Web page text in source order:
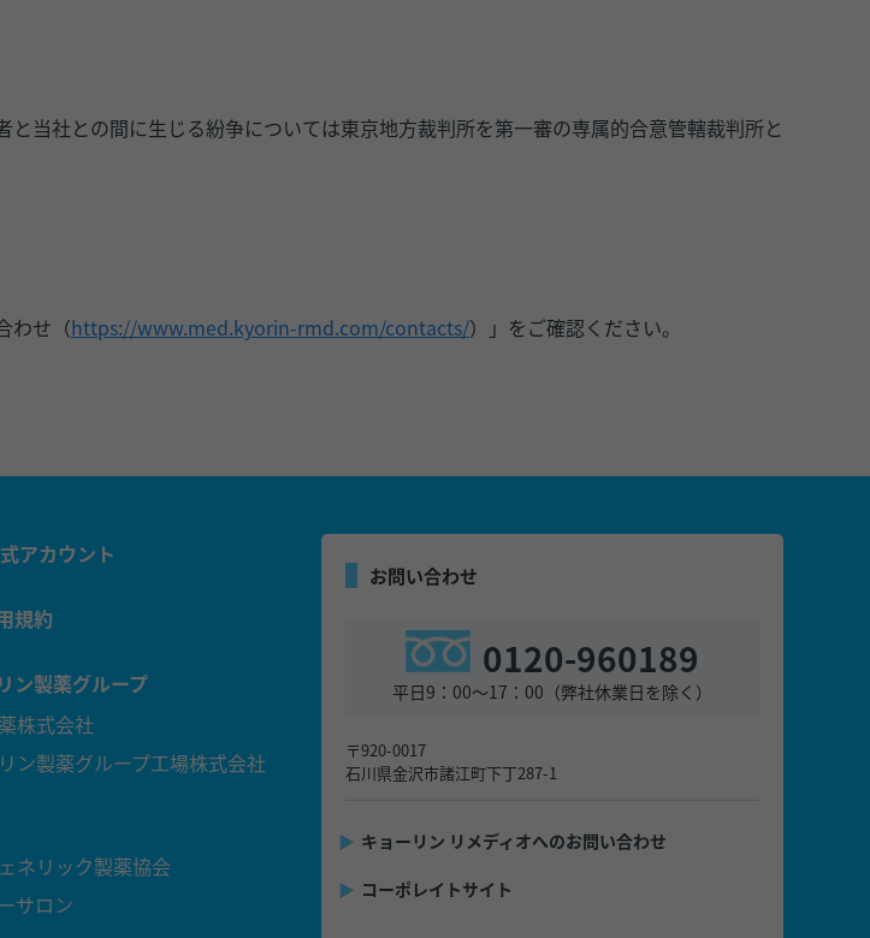
当社との間に生じる紛争については東京地方裁判所を第一審の専属的合意管轄裁判所と
わせ（https://www.med.kyorin-rmd.com/contacts/）」をご確認ください。
アカウント
規約
ン製薬グループ
株式会社
ン製薬グループ工場株式会社
ネリック製薬協会
サロン
お問い合わせ
0120-960189
平日9：00～17：00（弊社休業日を除く）
〒920-0017
石川県金沢市諸江町下丁287-1
▶ キョーリン リメディオへのお問い合わせ
▶ コーポレイトサイト